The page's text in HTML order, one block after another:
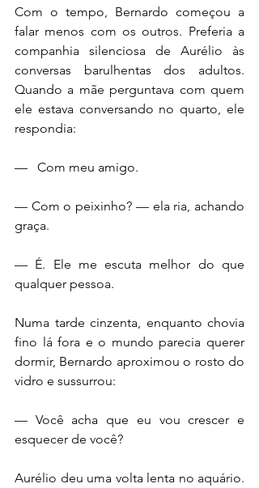
Com o tempo, Bernardo começou a
falar menos com os outros. Preferia a
companhia silenciosa de Aurélio às
conversas barulhentas dos adultos.
Quando a mãe perguntava com quem
ele estava conversando no quarto, ele
respondia:
—   Com meu amigo.
— Com o peixinho? — ela ria, achando
graça.
— É. Ele me escuta melhor do que
qualquer pessoa.
Numa tarde cinzenta, enquanto chovia
fino lá fora e o mundo parecia querer
dormir, Bernardo aproximou o rosto do
vidro e sussurrou:
— Você acha que eu vou crescer e
esquecer de você?
Aurélio deu uma volta lenta no aquário.